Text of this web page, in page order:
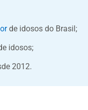
de idosos do Brasil;
idosos;
2012.